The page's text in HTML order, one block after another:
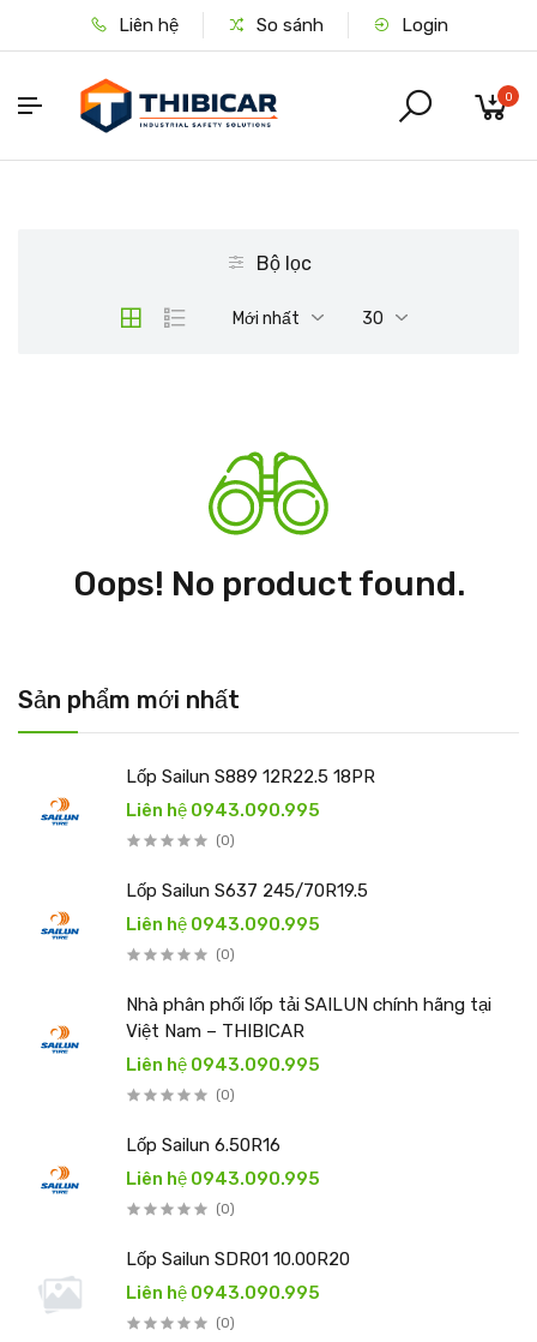
Liên hệ So sánh Login
0
Sản phẩm mới nhất
Lốp Sailun S889 12R22.5 18PR
Liên hệ 0943.090.995
(0)
Lốp Sailun S637 245/70R19.5
Liên hệ 0943.090.995
(0)
Nhà phân phối lốp tải SAILUN chính hãng tại
Việt Nam – THIBICAR
Liên hệ 0943.090.995
(0)
Lốp Sailun 6.50R16
Liên hệ 0943.090.995
(0)
Lốp Sailun SDR01 10.00R20
Liên hệ 0943.090.995
(0)
Bộ lọc
Mới nhất 30
Oops! No product found.